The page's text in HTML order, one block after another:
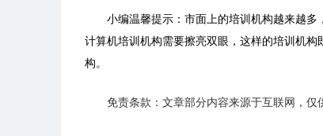
小编温馨提示：市面上的培训机构越来越多
计算机培训机构需要擦亮双眼，这样的培训机
构。
免责条款：文章部分内容来源于互联网，仅